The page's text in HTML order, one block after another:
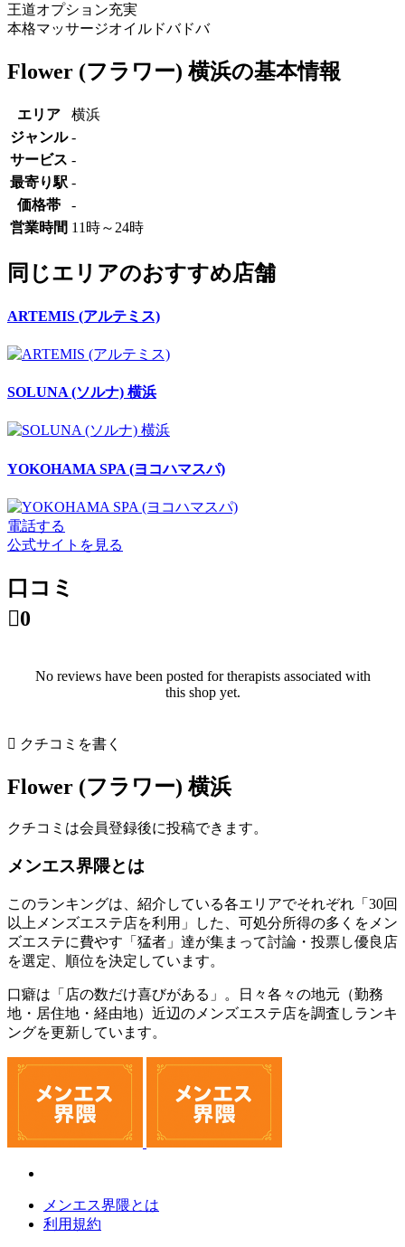
王道オプション充実
本格マッサージオイルドバドバ
Flower (フラワー) 横浜の基本情報
エリア
横浜
ジャンル -
サービス -
最寄り駅 -
価格帯
-
営業時間 11時～24時
同じエリアのおすすめ店舗
ARTEMIS (アルテミス)
SOLUNA (ソルナ) 横浜
YOKOHAMA SPA (ヨコハマスパ)
電話する
公式サイトを見る
口コミ
0
No reviews have been posted for therapists associated with
this shop yet.
 クチコミを書く
Flower (フラワー) 横浜
クチコミは会員登録後に投稿できます。
メンエス界隈とは
このランキングは、紹介している各エリアでそれぞれ「30回
以上メンズエステ店を利用」した、可処分所得の多くをメン
ズエステに費やす「猛者」達が集まって討論・投票し優良店
を選定、順位を決定しています。
口癖は「店の数だけ喜びがある」。日々各々の地元（勤務
地・居住地・経由地）近辺のメンズエステ店を調査しランキ
ングを更新しています。
メンエス界隈とは
利用規約